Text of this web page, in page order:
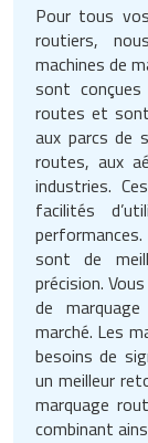
Pour tous
routiers,
machines de
sont
routes et
aux parcs de
routes, aux
industries.
facilités
sont de
précision.
de
marché. Les
besoins de
un meilleur
marquage
combinant